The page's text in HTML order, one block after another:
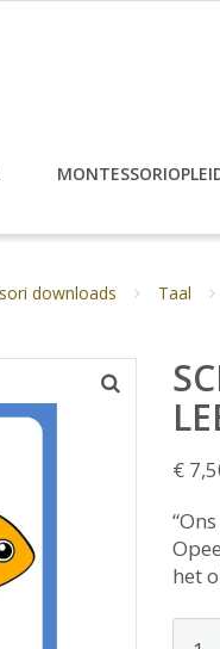
downloads Taal
€
het